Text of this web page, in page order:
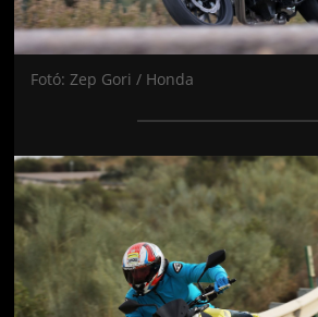
Fotó: Zep Gori / Honda
Jön még kép!